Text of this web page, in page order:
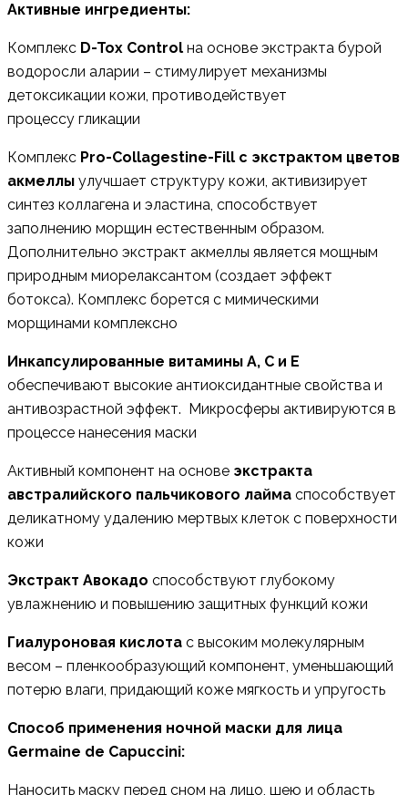
Активные ингредиенты:
Комплекс D-Tox Control на основе экстракта бурой
водоросли аларии – стимулирует механизмы
детоксикации кожи, противодействует
процессу гликации
Комплекс Pro-Collagestine-Fill с экстрактом цветов
акмеллы улучшает структуру кожи, активизирует
синтез коллагена и эластина, способствует
заполнению морщин естественным образом.
Дополнительно экстракт акмеллы является мощным
природным миорелаксантом (создает эффект
ботокса). Комплекс борется с мимическими
морщинами комплексно
Инкапсулированные витамины A, C и E
обеспечивают высокие антиоксидантные свойства и
антивозрастной эффект. Микросферы активируются в
процессе нанесения маски
Активный компонент на основе экстракта
австралийского пальчикового лайма способствует
деликатному удалению мертвых клеток с поверхности
кожи
Экстракт Авокадо способствуют глубокому
увлажнению и повышению защитных функций кожи
Гиалуроновая кислота с высоким молекулярным
весом – пленкообразующий компонент, уменьшающий
потерю влаги, придающий коже мягкость и упругость
Способ применения ночной маски для лица
Germaine de Capuccini:
Наносить маску перед сном на лицо, шею и область